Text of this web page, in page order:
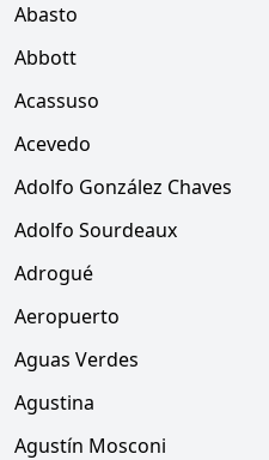
Abasto
Abbott
Acassuso
Acevedo
Adolfo González Chaves
Adolfo Sourdeaux
Adrogué
Aeropuerto
Aguas Verdes
Agustina
Agustín Mosconi